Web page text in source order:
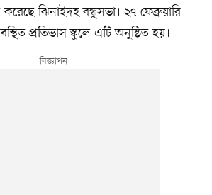
ঝিনাইদহ বন্ধুসভা। ২৭ ফেব্রুয়ারি
প্রতিভাস স্কুলে এটি অনুষ্ঠিত হয়।